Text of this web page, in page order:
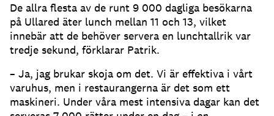
De allra flesta av de runt 9 000 dagliga besökarna
på Ullared äter lunch mellan 11 och 13, vilket
innebär att de behöver servera en lunchtallrik var
tredje sekund, förklarar Patrik.
– Ja, jag brukar skoja om det. Vi är effektiva i vårt
varuhus, men i restaurangerna är det som ett
maskineri. Under våra mest intensiva dagar kan det